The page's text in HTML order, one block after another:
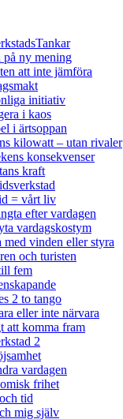
på ny mening
att inte jämföra
initiativ
i kaos
i ärtsoppan
kilowatt – utan rivaler
konsekvenser
kraft
= vårt liv
efter vardagen
vardagskostym
med vinden eller styra
och turisten
fem
2 to tango
eller inte närvara
att komma fram
2
vardagen
frihet
tid
mig själv